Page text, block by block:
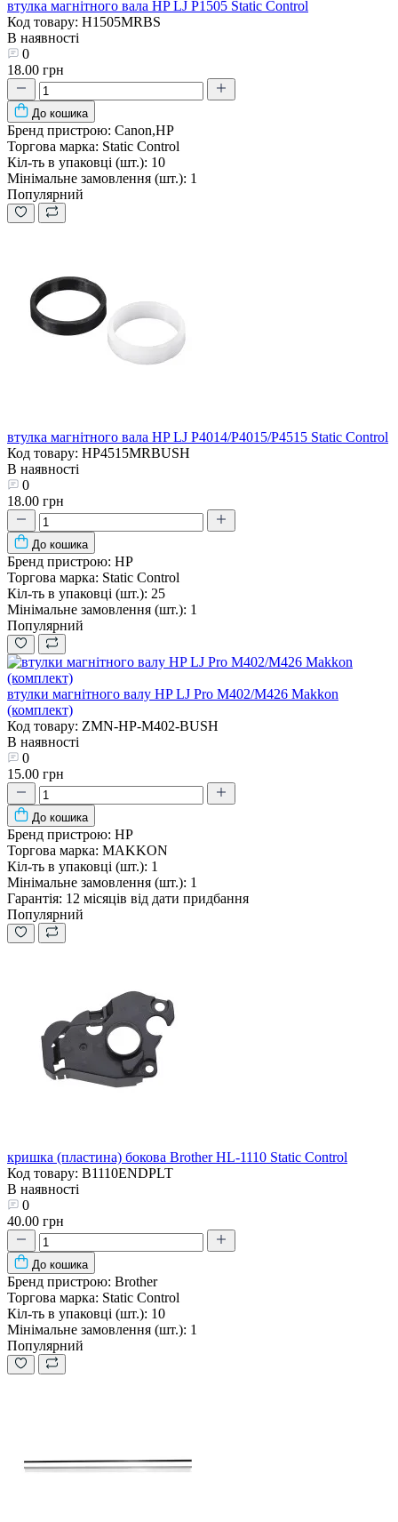
втулка магнітного вала HP LJ P1505 Static Control
Код товару: H1505MRBS
В наявності
0
18.00 грн
До кошика
Бренд пристрою: Canon,HP
Торгова марка: Static Control
Кіл-ть в упаковці (шт.): 10
Мінімальне замовлення (шт.): 1
Популярний
втулка магнітного вала HP LJ P4014/P4015/P4515 Static Control
Код товару: HP4515MRBUSH
В наявності
0
18.00 грн
До кошика
Бренд пристрою: HP
Торгова марка: Static Control
Кіл-ть в упаковці (шт.): 25
Мінімальне замовлення (шт.): 1
Популярний
втулки магнітного валу HP LJ Pro M402/M426 Makkon
(комплект)
Код товару: ZMN-HP-M402-BUSH
В наявності
0
15.00 грн
До кошика
Бренд пристрою: HP
Торгова марка: MAKKON
Кіл-ть в упаковці (шт.): 1
Мінімальне замовлення (шт.): 1
Гарантія: 12 місяців від дати придбання
Популярний
кришка (пластина) бокова Brother HL-1110 Static Control
Код товару: B1110ENDPLT
В наявності
0
40.00 грн
До кошика
Бренд пристрою: Brother
Торгова марка: Static Control
Кіл-ть в упаковці (шт.): 10
Мінімальне замовлення (шт.): 1
Популярний